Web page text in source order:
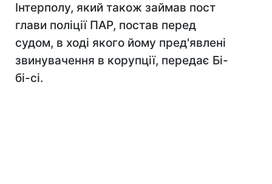
Інтерполу, який також займав пост
глави поліції ПАР, постав перед
судом, в ході якого йому пред'явлені
звинувачення в корупції, передає Бі-
бі-сі.